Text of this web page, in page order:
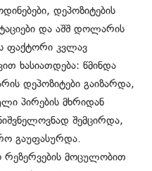
დეპოზიტების
და აშშ დოლარის
ფაქტორი კვლავ
ხასიათდება: წმინდა
დეპოზიტები გაიზარდა,
პირების მხრიდან
შემცირდა,
გაუფასურდა.
მოცულობით